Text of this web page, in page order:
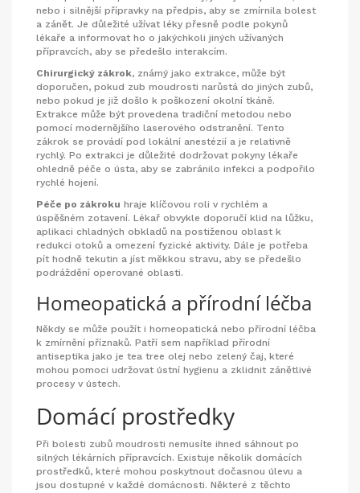
nebo i silnější přípravky na předpis, aby se zmírnila bolest
a zánět. Je důležité užívat léky přesně podle pokynů
lékaře a informovat ho o jakýchkoli jiných užívaných
přípravcích, aby se předešlo interakcím.
Chirurgický zákrok, známý jako extrakce, může být
doporučen, pokud zub moudrosti narůstá do jiných zubů,
nebo pokud je již došlo k poškození okolní tkáně.
Extrakce může být provedena tradiční metodou nebo
pomocí modernějšího laserového odstranění. Tento
zákrok se provádí pod lokální anestézií a je relativně
rychlý. Po extrakci je důležité dodržovat pokyny lékaře
ohledně péče o ústa, aby se zabránilo infekci a podpořilo
rychlé hojení.
Péče po zákroku hraje klíčovou roli v rychlém a
úspěšném zotavení. Lékař obvykle doporučí klid na lůžku,
aplikaci chladných obkladů na postiženou oblast k
redukci otoků a omezení fyzické aktivity. Dále je potřeba
pít hodně tekutin a jíst měkkou stravu, aby se předešlo
podráždění operované oblasti.
Homeopatická a přírodní léčba
Někdy se může použít i homeopatická nebo přírodní léčba
k zmírnění příznaků. Patří sem například přírodní
antiseptika jako je tea tree olej nebo zelený čaj, které
mohou pomoci udržovat ústní hygienu a zklidnit zánětlivé
procesy v ústech.
Domácí prostředky
Při bolesti zubů moudrosti nemusíte ihned sáhnout po
silných lékárních přípravcích. Existuje několik domácích
prostředků, které mohou poskytnout dočasnou úlevu a
jsou dostupné v každé domácnosti. Některé z těchto